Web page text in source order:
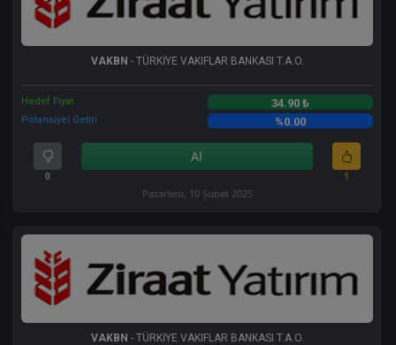
VAKBN - TÜRKİYE VAKIFLAR BANKASI T.A.O.
Hedef Fiyat 34.90 ₺
Potansiyel Getiri %0.00
0
Al
1
Pazartesi, 10 Şubat 2025
VAKBN - TÜRKİYE VAKIFLAR BANKASI T.A.O.